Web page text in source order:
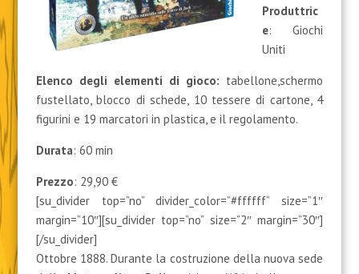
Produttric
e: Giochi
Uniti
Elenco degli elementi di gioco: tabellone,schermo
fustellato, blocco di schede, 10 tessere di cartone, 4
figurini e 19 marcatori in plastica, e il regolamento.
Durata: 60 min
Prezzo: 29,90 €
[su_divider top=”no” divider_color=”#ffffff” size=”1″
margin=”10″][su_divider top=”no” size=”2″ margin=”30″]
[/su_divider]
Ottobre 1888. Durante la costruzione della nuova sede